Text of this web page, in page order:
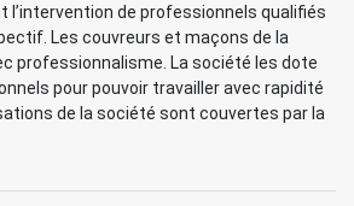
l’intervention de professionnels qualifiés
Les couvreurs et maçons de la
professionnalisme. La société les dote
pour pouvoir travailler avec rapidité
de la société sont couvertes par la